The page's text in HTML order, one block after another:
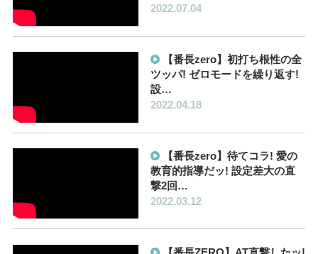
2022.07.04
【番長zero】初打ち根性の全
ツッパ! ゼロモードを繰り返す!
設…
2022.04.18
【番長zero】待てコラ! 愛の
教育的指導だッ! 設定差大の直
撃2回…
2022.03.12